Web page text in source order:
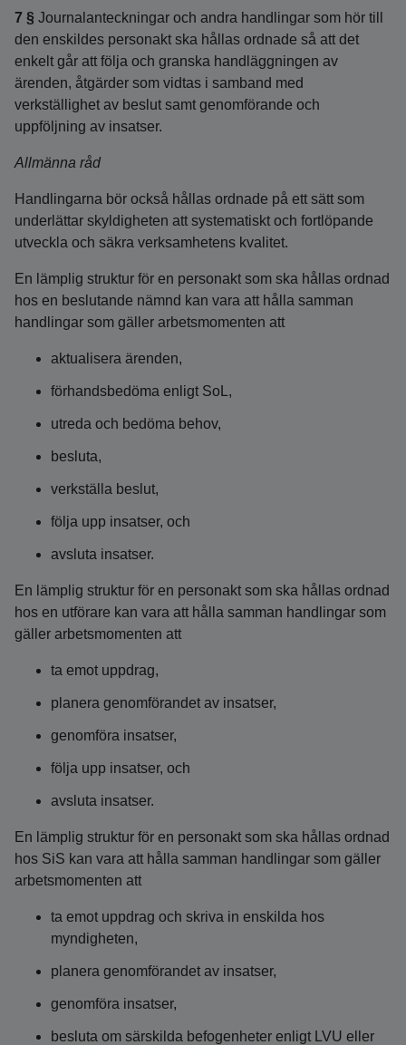
7 § Journalanteckningar och andra handlingar som hör till
den enskildes personakt ska hållas ordnade så att det
enkelt går att följa och granska handläggningen av
ärenden, åtgärder som vidtas i samband med
verkställighet av beslut samt genomförande och
uppföljning av insatser.
Allmänna råd
Handlingarna bör också hållas ordnade på ett sätt som
underlättar skyldigheten att systematiskt och fortlöpande
utveckla och säkra verksamhetens kvalitet.
En lämplig struktur för en personakt som ska hållas ordnad
hos en beslutande nämnd kan vara att hålla samman
handlingar som gäller arbetsmomenten att
aktualisera ärenden,
förhandsbedöma enligt SoL,
utreda och bedöma behov,
besluta,
verkställa beslut,
följa upp insatser, och
avsluta insatser.
En lämplig struktur för en personakt som ska hållas ordnad
hos en utförare kan vara att hålla samman handlingar som
gäller arbetsmomenten att
ta emot uppdrag,
planera genomförandet av insatser,
genomföra insatser,
följa upp insatser, och
avsluta insatser.
En lämplig struktur för en personakt som ska hållas ordnad
hos SiS kan vara att hålla samman handlingar som gäller
arbetsmomenten att
ta emot uppdrag och skriva in enskilda hos
myndigheten,
planera genomförandet av insatser,
genomföra insatser,
besluta om särskilda befogenheter enligt LVU eller